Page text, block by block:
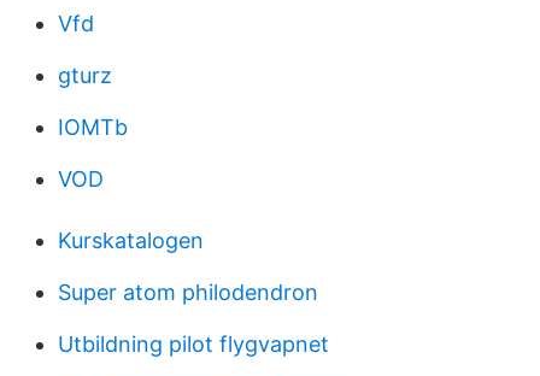
Vfd
gturz
IOMTb
VOD
Kurskatalogen
Super atom philodendron
Utbildning pilot flygvapnet